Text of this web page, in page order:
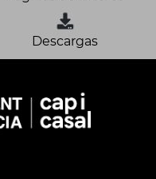
Descargas